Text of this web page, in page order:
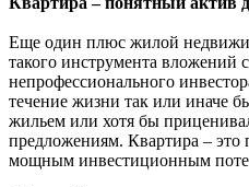
Еще один плюс жилой
такого инструмента вложений
непрофессионального
течение жизни так или иначе
жильем или хотя бы
предложениям. Квартира – это
мощным инвестиционным